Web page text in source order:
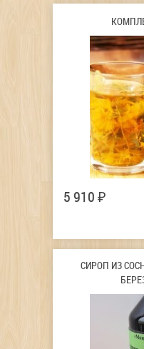
5 910 ₽
СИРОП ИЗ